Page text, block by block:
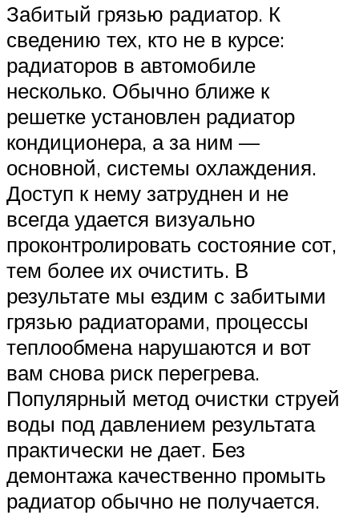
Забитый грязью радиатор. К
сведению тех, кто не в курсе:
радиаторов в автомобиле
несколько. Обычно ближе к
решетке установлен радиатор
кондиционера, а за ним —
основной, системы охлаждения.
Доступ к нему затруднен и не
всегда удается визуально
проконтролировать состояние сот,
тем более их очистить. В
результате мы ездим с забитыми
грязью радиаторами, процессы
теплообмена нарушаются и вот
вам снова риск перегрева.
Популярный метод очистки струей
воды под давлением результата
практически не дает. Без
демонтажа качественно промыть
радиатор обычно не получается.